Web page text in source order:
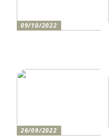
09/10/2022
26/09/2022